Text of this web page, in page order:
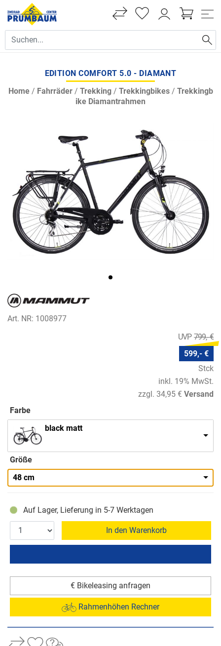
EDITION COMFORT 5.0 - DIAMANT
Home/ Fahrräder/ Trekking/ Trekkingbikes/ Trekkingb
ike Diamantrahmen
Art. NR: 1008977
799,- €
599,- €
Stck
inkl. 19% MwSt.
zzgl. 34,95 € Versand
Farbe
black matt
Größe
48 cm
Auf Lager, Lieferung in 5-7 Werktagen
In den Warenkorb
€ Bikeleasing anfragen
Rahmenhöhen Rechner